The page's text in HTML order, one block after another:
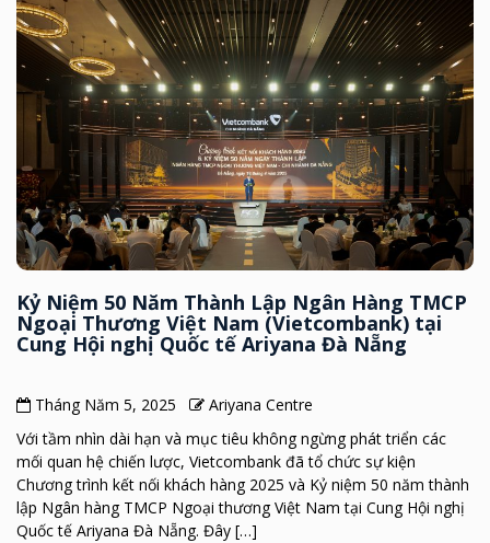
Kỷ Niệm 50 Năm Thành Lập Ngân Hàng TMCP
Ngoại Thương Việt Nam (Vietcombank) tại
Cung Hội nghị Quốc tế Ariyana Đà Nẵng
Tháng Năm 5, 2025
Ariyana Centre
Với tầm nhìn dài hạn và mục tiêu không ngừng phát triển các
mối quan hệ chiến lược, Vietcombank đã tổ chức sự kiện
Chương trình kết nối khách hàng 2025 và Kỷ niệm 50 năm thành
lập Ngân hàng TMCP Ngoại thương Việt Nam tại Cung Hội nghị
Quốc tế Ariyana Đà Nẵng. Đây […]